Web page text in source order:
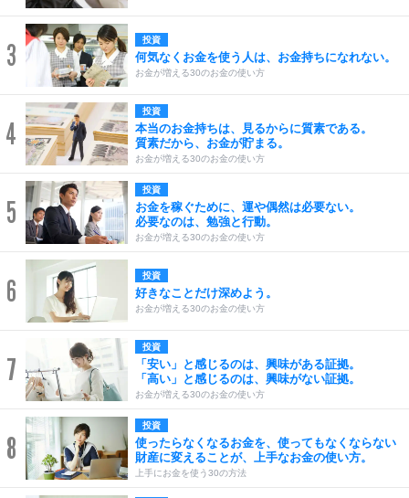
3 投資
何気なくお金を使う人は、お金持ちになれない。
お金が増える30のお金の使い方
4
投資
本当のお金持ちは、見るからに質素である。
質素だから、お金が貯まる。
お金が増える30のお金の使い方
5
投資
お金を稼ぐために、運や偶然は必要ない。
必要なのは、勉強と行動。
お金が増える30のお金の使い方
6 投資
好きなことだけ深めよう。
お金が増える30のお金の使い方
7
投資
「安い」と感じるのは、興味がある証拠。
「高い」と感じるのは、興味がない証拠。
お金が増える30のお金の使い方
8
投資
使ったらなくなるお金を、使ってもなくならない
財産に変えることが、上手なお金の使い方。
上手にお金を使う30の方法